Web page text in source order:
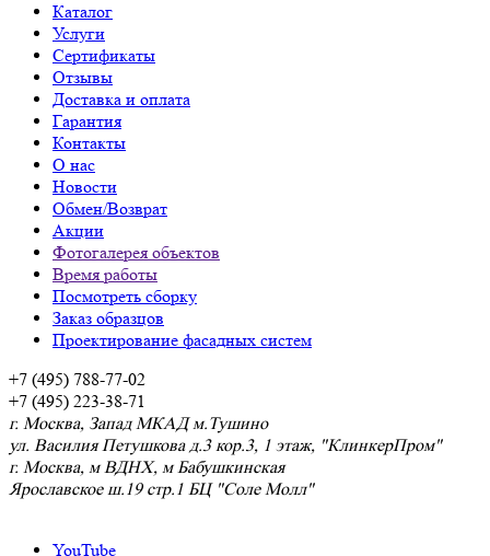
Каталог
Услуги
Сертификаты
Отзывы
Доставка и оплата
Гарантия
Контакты
О нас
Новости
Обмен/Возврат
Акции
Фотогалерея объектов
Время работы
Посмотреть сборку
Заказ образцов
Проектирование фасадных систем
+7 (495) 788-77-02
+7 (495) 223-38-71
г. Москва, Запад МКАД м.Тушино
ул. Василия Петушкова д.3 кор.3, 1 этаж, "КлинкерПром"
г. Москва, м ВДНХ, м Бабушкинская
Ярославское ш.19 стр.1 БЦ "Соле Молл"
YouTube